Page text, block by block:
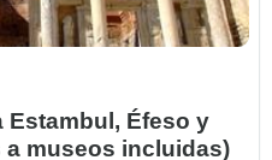
Estambul, Éfeso y
a museos incluidas)